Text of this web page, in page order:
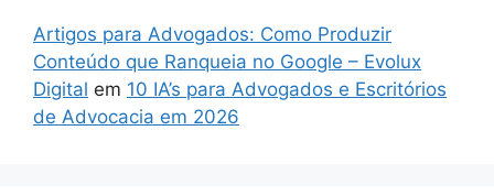
Artigos para Advogados: Como Produzir
Conteúdo que Ranqueia no Google – Evolux
Digital em 10 IA’s para Advogados e Escritórios
de Advocacia em 2026